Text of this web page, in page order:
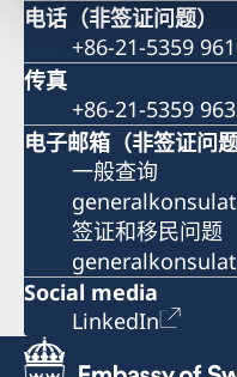
电话（非签证问题）
+86-21-5359
传真
+86-21-5359
电子邮箱（非签证问题
一般查询
签证和移民问题
Social media
LinkedIn